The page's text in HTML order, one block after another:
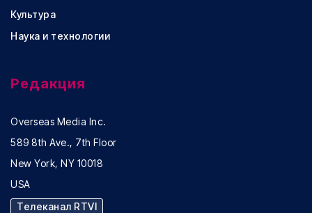
Культура
Наука и технологии
Редакция
Overseas Media Inc.
589 8th Ave., 7th Floor
New York, NY 10018
USA
Телеканал RTVI